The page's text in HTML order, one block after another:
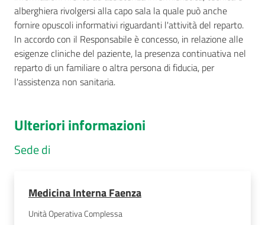
alberghiera rivolgersi alla capo sala la quale può anche
fornire opuscoli informativi riguardanti l'attività del reparto.
In accordo con il Responsabile è concesso, in relazione alle
esigenze cliniche del paziente, la presenza continuativa nel
reparto di un familiare o altra persona di fiducia, per
l'assistenza non sanitaria.
Ulteriori informazioni
Sede di
Medicina Interna Faenza
Unità Operativa Complessa